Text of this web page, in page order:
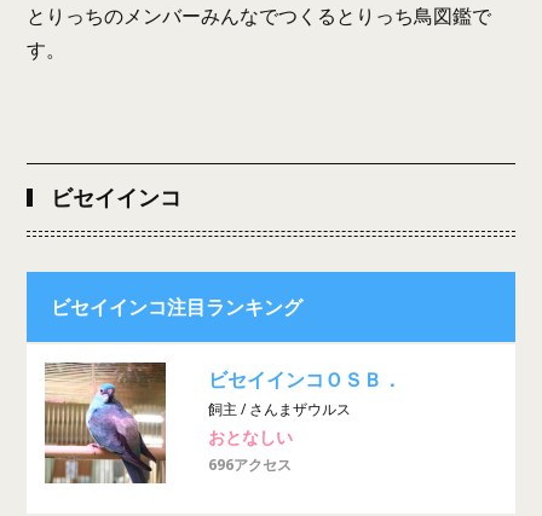
とりっちのメンバーみんなでつくるとりっち鳥図鑑で
す。
ビセイインコ
ビセイインコ注目ランキング
ビセイインコＯＳＢ．
飼主 / さんまザウルス
おとなしい
696アクセス